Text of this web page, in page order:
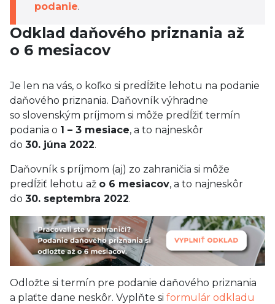
podanie.
Odklad daňového priznania až
o 6 mesiacov
Je len na vás, o koľko si predĺžite lehotu na podanie
daňového priznania. Daňovník výhradne
so slovenským príjmom si môže predĺžiť termín
podania o 1 – 3 mesiace, a to najneskôr
do 30. júna 2022.
Daňovník s príjmom (aj) zo zahraničia si môže
predĺžiť lehotu až o 6 mesiacov, a to najneskôr
do 30. septembra 2022.
Odložte si termín pre podanie daňového priznania
a plaťte dane neskôr. Vyplňte si formulár odkladu